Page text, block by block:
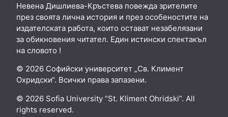
Невена Дишлиева-Кръстева повежда зрителите
през своята лична история и през особеностите на
издателската работа, които остават незабелязани
за обикновения читател. Един истински спектакъл
на словото !
© 2026 Софийски университет „Св. Климент
Охридски“. Всички права запазени.
© 2026 Sofia University “St. Kliment Ohridski”. All
rights reserved.